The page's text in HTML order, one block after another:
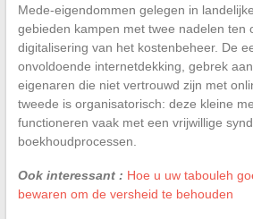
Mede-eigendommen gelegen in
gebieden kampen met twee nadelen ten
digitalisering van het kostenbeheer. De
onvoldoende internetdekking, gebrek
eigenaren die niet vertrouwd zijn met
tweede is organisatorisch: deze kleine
functioneren vaak met een vrijwillige
boekhoudprocessen.
Ook interessant : Hoe u uw tabouleh
bewaren om de versheid te behouden